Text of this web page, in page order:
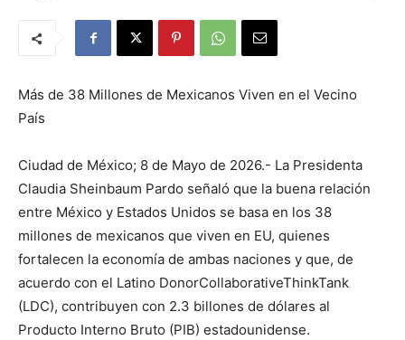
Más de 38 Millones de Mexicanos Viven en el Vecino
País
Ciudad de México; 8 de Mayo de 2026.- La Presidenta
Claudia Sheinbaum Pardo señaló que la buena relación
entre México y Estados Unidos se basa en los 38
millones de mexicanos que viven en EU, quienes
fortalecen la economía de ambas naciones y que, de
acuerdo con el Latino DonorCollaborativeThinkTank
(LDC), contribuyen con 2.3 billones de dólares al
Producto Interno Bruto (PIB) estadounidense.